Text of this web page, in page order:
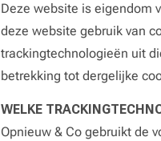
Deze website is eigendom
deze website gebruik van
trackingtechnologieën uit
betrekking tot dergelijke
WELKE
Opnieuw & Co gebruikt de